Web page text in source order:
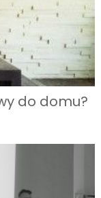
do domu?